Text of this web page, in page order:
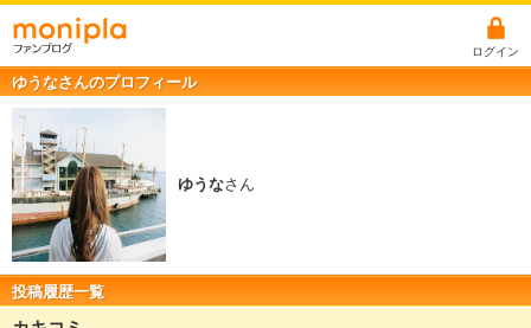
ログイン
ゆうなさんのプロフィール
ゆうなさん
投稿履歴一覧